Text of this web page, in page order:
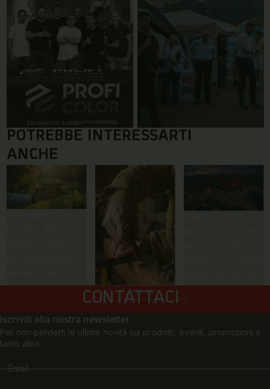
POTREBBE INTERESSARTI
ANCHE
Nuovi limiti alla
formaldeide:
dal 06 agosto
stretta sui
CONTATTACI
Iscriviti alla nostra newsletter
Per non perderti le ultime novità sui prodotti, eventi, promozioni e
tanto altro
Email